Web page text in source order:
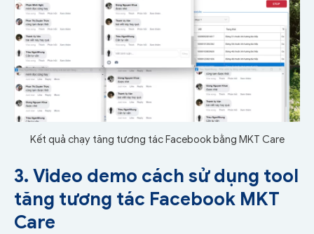
Kết quả chạy tăng tương tác Facebook bằng MKT Care
3. Video demo cách sử dụng tool
tăng tương tác Facebook MKT
Care